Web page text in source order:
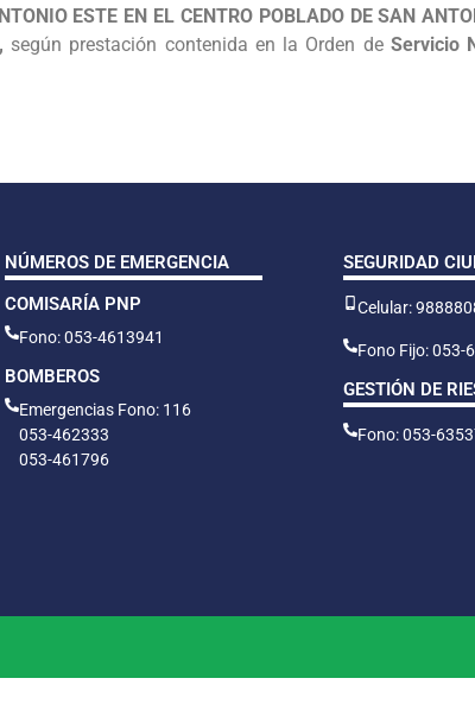
ESTE EN EL CENTRO POBLADO DE SAN
según prestación contenida en la Orden deServicio
NÚMEROS DE EMERGENCIA
COMISARÍA PNP
Fono: 053-4613941
BOMBEROS
Emergencias Fono: 116
053-462333
053-461796
SEGURIDAD
Celular:
Fono Fijo: 053-
GESTIÓN DE
Fono: 053-